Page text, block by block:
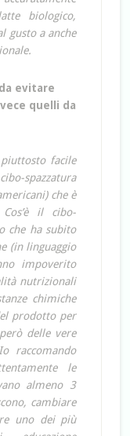
biologico,
gusto a anche
evitare
quelli da
facile
spazzatura
che è
il cibo-
che ha subito
(in linguaggio
impoverito
nutrizionali
chimiche
prodotto per
delle vere
raccomando
le
almeno 3
cambiare
uno dei più